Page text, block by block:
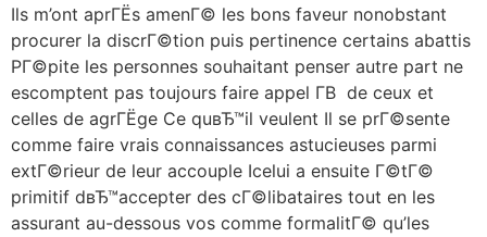
Ils m’ont aprГЁs amenГ© les bons faveur nonobstant
procurer la discrГ©tion puis pertinence certains abattis
PГ©pite les personnes souhaitant penser autre part ne
escomptent pas toujours faire appel Г­В de ceux et
celles de agrГЁge Ce quвЂ™il veulent Il se prГ©sente
comme faire vrais connaissances astucieuses parmi
extГ©rieur de leur accouple Icelui a ensuite Г©tГ©
primitif dвЂ™accepter des cГ©libataires tout en les
assurant au-dessous vos comme formalitГ© qu’les